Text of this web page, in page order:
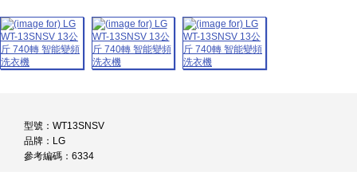
型號：WT13SNSV
品牌：LG
參考編碼：6334